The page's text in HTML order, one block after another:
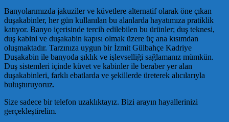
Banyolarımızda jakuziler ve küvetlere alternatif olarak öne çıkan
duşakabinler, her gün kullanılan bu alanlarda hayatımıza pratiklik
katıyor. Banyo içerisinde tercih edilebilen bu ürünler; duş teknesi,
duş kabini ve duşakabin kapısı olmak üzere üç ana kısımdan
oluşmaktadır. Tarzınıza uygun bir İzmit Gülbahçe Kadriye
Duşakabin ile banyoda şıklık ve işlevselliği sağlamanız mümkün.
Duş sistemleri içinde küvet ve kabinler ile beraber yer alan
duşakabinleri, farklı ebatlarda ve şekillerde üreterek alıcılarıyla
buluşturuyoruz.
Size sadece bir telefon uzaklıktayız. Bizi arayın hayallerinizi
gerçekleştirelim.